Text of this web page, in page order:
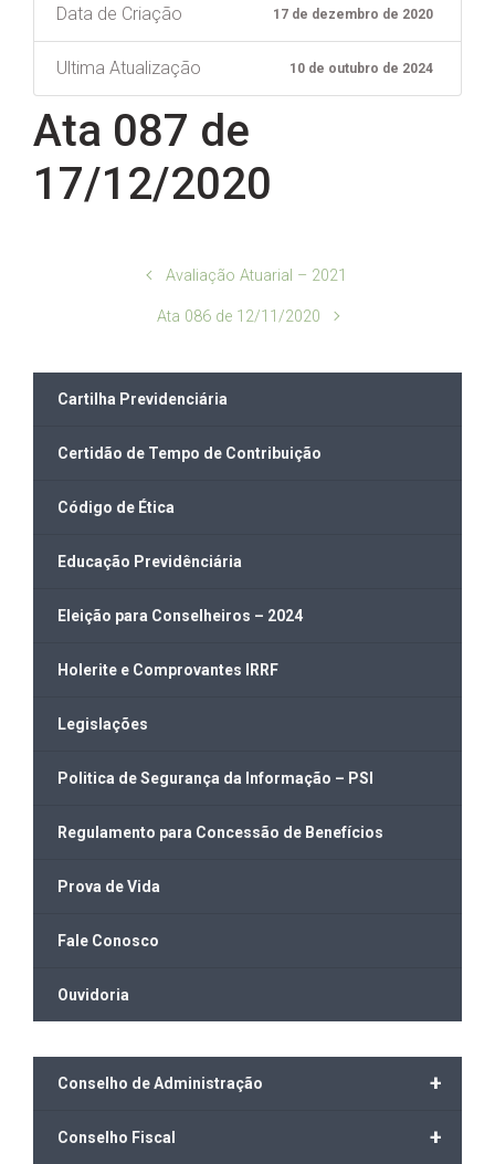
Data de Criação 17 de dezembro de 2020
Ultima Atualização 10 de outubro de 2024
Ata 087 de
17/12/2020
Avaliação Atuarial – 2021
Ata 086 de 12/11/2020
Cartilha Previdenciária
Certidão de Tempo de Contribuição
Código de Ética
Educação Previdênciária
Eleição para Conselheiros – 2024
Holerite e Comprovantes IRRF
Legislações
Politica de Segurança da Informação – PSI
Regulamento para Concessão de Benefícios
Prova de Vida
Fale Conosco
Ouvidoria
+
Conselho de Administração
+
Conselho Fiscal